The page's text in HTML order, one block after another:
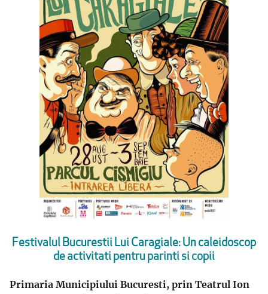
Festivalul Bucurestii Lui Caragiale: Un caleidoscop
de activitati pentru parinti si copii
Primaria Municipiului Bucuresti, prin Teatrul Ion